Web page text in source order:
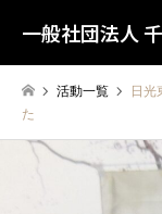
一般社団法人
活動一覧
日光
た